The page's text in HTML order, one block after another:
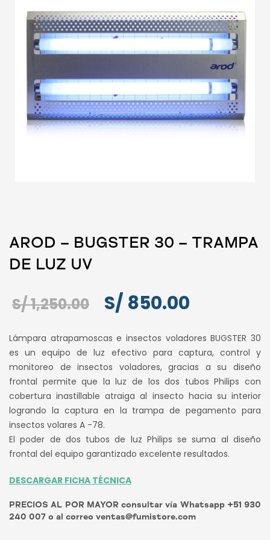
AROD – BUGSTER 30 – TRAMPA
DE LUZ UV
S/1,250.00
El
original
era:
S/ 1,250.00.
S/ 850.00
actual
es:
S/ 850.00.
Lámpara atrapamoscas e insectos voladores BUGSTER 30
es un equipo de luz efectivo para captura, control y
monitoreo de insectos voladores, gracias a su diseño
frontal permite que la luz de los dos tubos Philips con
cobertura inastillable atraiga al insecto hacia su interior
logrando la captura en la trampa de pegamento para
insectos volares A -78.
El poder de dos tubos de luz Philips se suma al diseño
frontal del equipo garantizado excelente resultados.
DESCARGAR FICHA TÉCNICA
PRECIOS AL POR MAYOR consultar vía Whatsapp +51 930
240 007 o al correo ventas@fumistore.com